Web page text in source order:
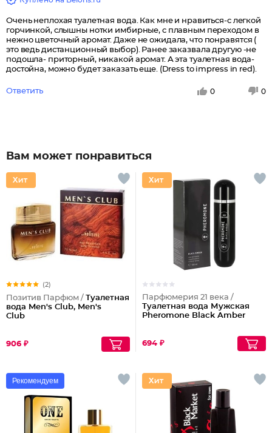
Очень неплохая туалетная вода. Как мне и нравиться-с легкой
горчинкой, слышны нотки имбирные, с плавным переходом в
нежно цветочный аромат. Даже не ожидала, что понравятся (
это ведь дистанционный выбор). Ранее заказвала другую -не
подошла- приторный, никакой аромат. А эта туалетная вода-
достойна, можно будет заказать еще. (Dress to impress in red).
Ответить 0 0
Вам может понравиться
(2)
Позитив Парфюм / Туалетная
вода Men's Club, Men's
Club
906 ₽
Парфюмерия 21 века /
Туалетная вода Мужская
Pheromone Black Amber
694 ₽
Рекомендуем